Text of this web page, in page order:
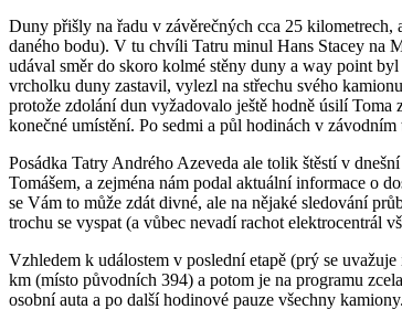
Duny přišly na řadu v závěrečných cca 25
daného bodu). V tu chvíli Tatru minul Hans Stacey na
udával směr do skoro kolmé stěny duny a way point
vrcholku duny zastavil, vylezl na střechu svého
protože zdolání dun vyžadovalo ještě hodně úsilí
konečné umístění. Po sedmi a půl hodinách v
Posádka Tatry Andrého Azeveda ale tolik štěstí v
Tomášem, a zejména nám podal aktuální informace o
se Vám to může zdát divné, ale na nějaké sledování
trochu se vyspat (a vůbec nevadí rachot elektrocentrál
Vzhledem k událostem v poslední etapě (prý se
km (místo původních 394) a potom je na programu
osobní auta a po další hodinové pauze všechny